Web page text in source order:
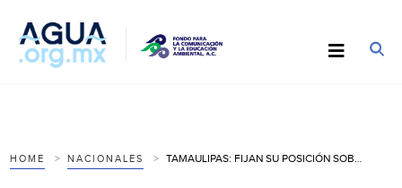
HOME NACIONALES